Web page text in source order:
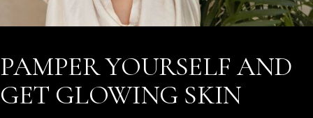
PAMPER YOURSELF AND
GET GLOWING SKIN